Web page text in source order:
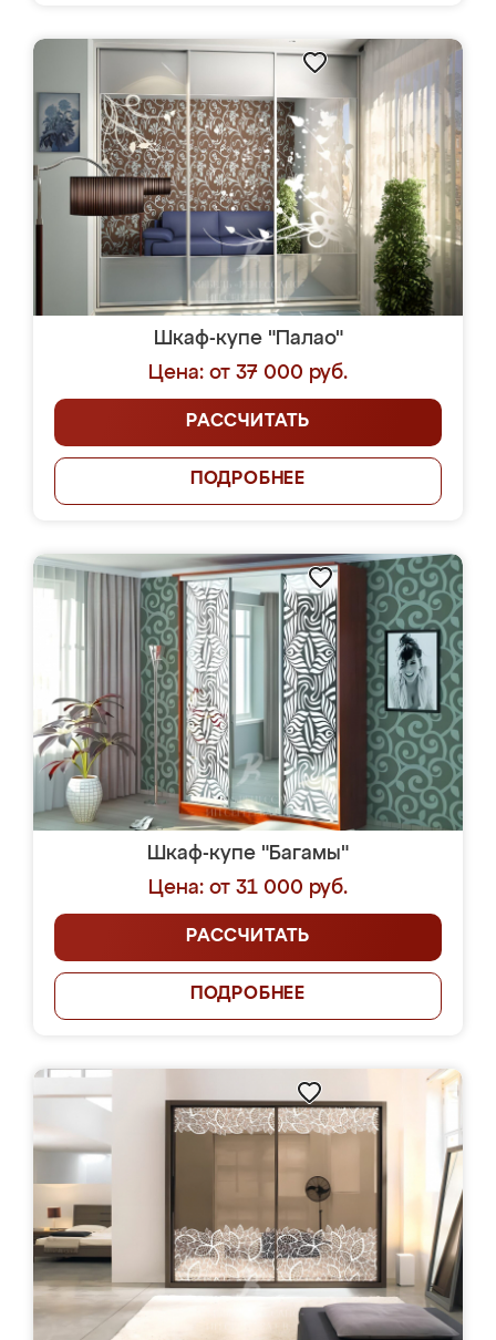
Шкаф-купе "Палао"
Цена: от 37 000 руб.
РАССЧИТАТЬ
ПОДРОБНЕЕ
Шкаф-купе "Багамы"
Цена: от 31 000 руб.
РАССЧИТАТЬ
ПОДРОБНЕЕ